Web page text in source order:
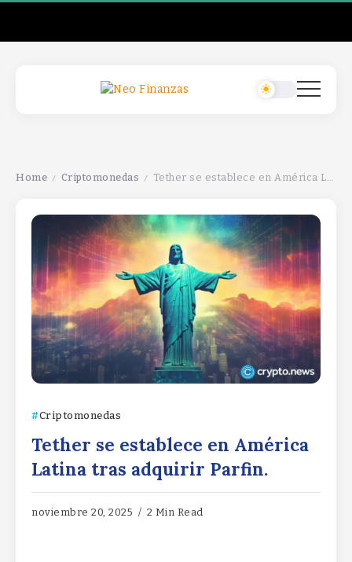
Home / Criptomonedas / Tether se establece en América Latina tras adquirir Parfin.
Criptomonedas
Tether se establece en América
Latina tras adquirir Parfin.
noviembre 20, 2025 2 Min Read